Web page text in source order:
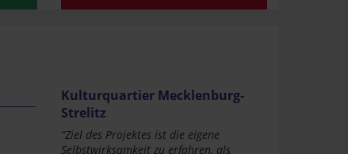
Kulturquartier Mecklenburg-
Strelitz
“Ziel des Projektes ist die eigene
Selbstwirksamkeit zu erfahren, als